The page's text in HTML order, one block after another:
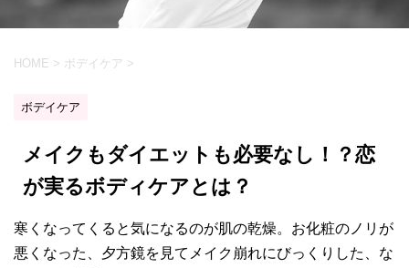
HOME > ボデイケア >
ボデイケア
メイクもダイエットも必要なし！？恋
が実るボディケアとは？
寒くなってくると気になるのが肌の乾燥。お化粧のノリが
悪くなった、夕方鏡を見てメイク崩れにびっくりした、な